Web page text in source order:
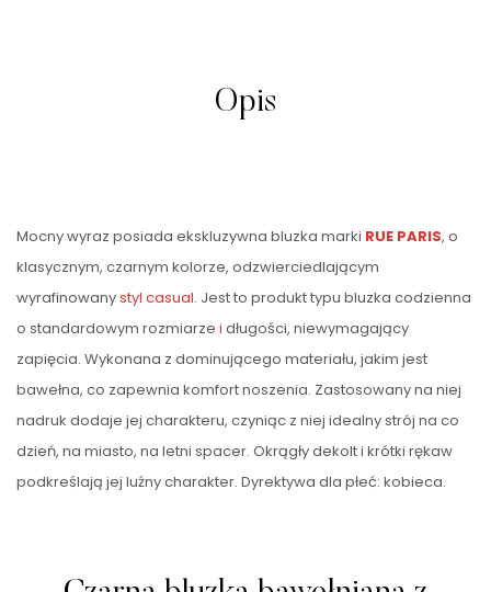
Opis
Mocny wyraz posiada ekskluzywna bluzka marki RUE PARIS, o
klasycznym, czarnym kolorze, odzwierciedlającym
wyrafinowanystyl casual. Jest to produkt typu bluzka codzienna
o standardowym rozmiarze i długości, niewymagający
zapięcia. Wykonana z dominującego materiału, jakim jest
bawełna, co zapewnia komfort noszenia. Zastosowany na niej
nadruk dodaje jej charakteru, czyniąc z niej idealny strój na co
dzień, na miasto, na letni spacer. Okrągły dekolt i krótki rękaw
podkreślają jej luźny charakter. Dyrektywa dla płeć: kobieca.